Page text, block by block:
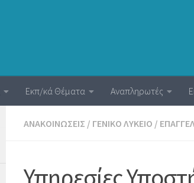
Εκπ/κά Θέματα Αναπληρωτές
ΑΝΑΚΟΙΝΏΣΕΙΣ / ΓΕΝΙΚΌ ΛΎΚΕΙΟ /